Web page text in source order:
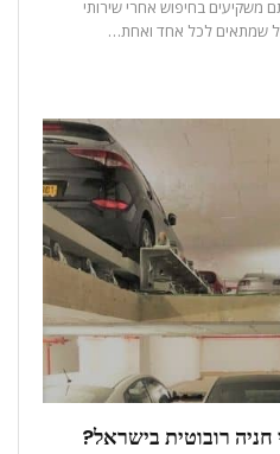
משקיעים בחיפוש אחרי שירותי
שמתאים לכל אחד ואחת…
רובוטית בישראל?